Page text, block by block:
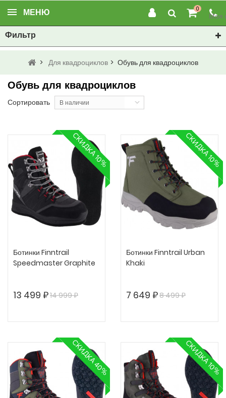
МЕНЮ Моя
0
Фильтр
> Для квадроциклов > Обувь для квадроциклов
Обувь для квадроциклов
Сортировать В наличии
СКИДКА 10%
Ботинки Finntrail
Speedmaster Graphite
13 499 ₽14 999 ₽
СКИДКА 10%
Ботинки Finntrail Urban
Khaki
7 649 ₽8 499 ₽
СКИДКА 40% СКИДКА 10%